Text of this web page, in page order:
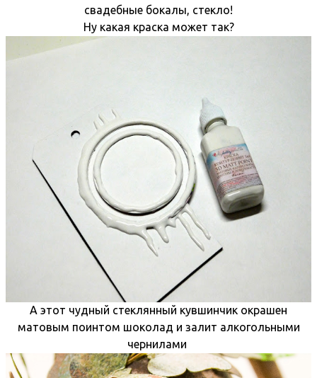
свадебные бокалы, стекло!
Ну какая краска может так?
А этот чудный стеклянный кувшинчик окрашен
матовым поинтом шоколад и залит алкогольными
чернилами